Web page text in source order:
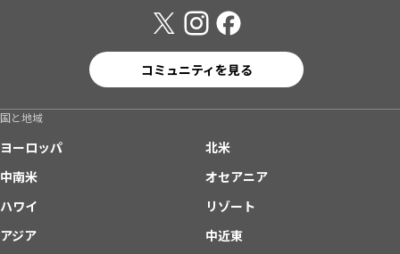
コミュニティを見る
国と地域
ヨーロッパ
北米
中南米
オセアニア
ハワイ
リゾート
アジア
中近東